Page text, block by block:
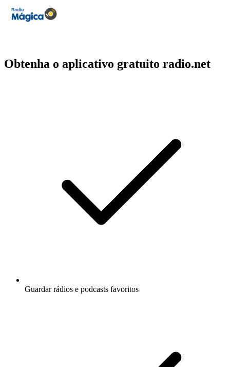
Obtenha o aplicativo gratuito radio.net
Guardar rádios e podcasts favoritos